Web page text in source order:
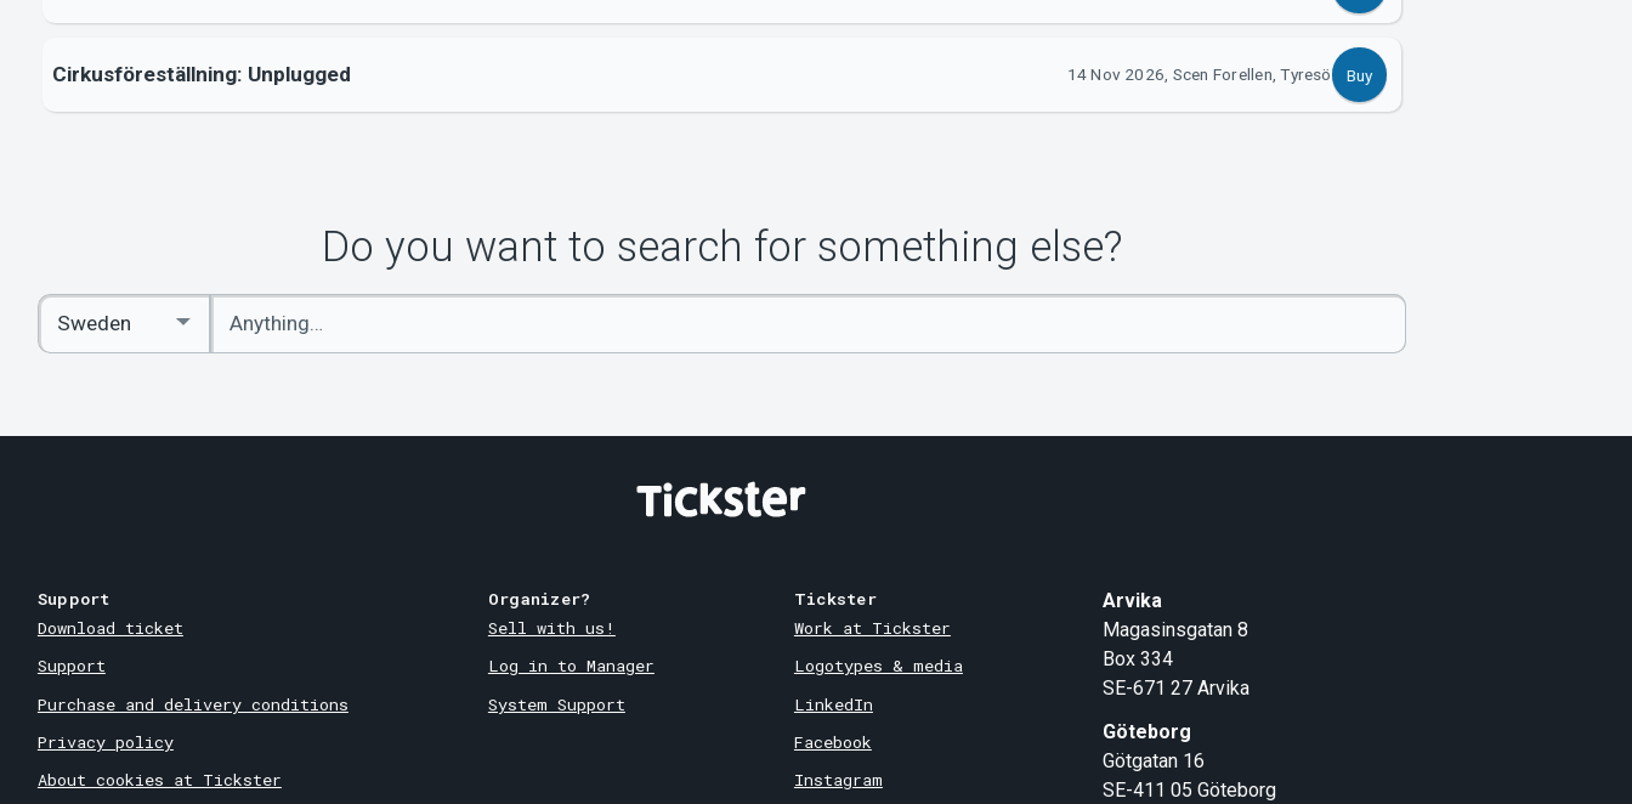
Cirkusföreställning: Unplugged 14 Nov 2026, Scen Forellen, Tyresö Buy
Do you want to search for something else?
Enter
keywords
Select
Country
Support
Download ticket
Support
Purchase and delivery conditions
Privacy policy
About cookies at Tickster
Organizer?
Sell with us!
Log in to Manager
System Support
Tickster
Work at Tickster
Logotypes & media
LinkedIn
Facebook
Instagram
Arvika
Magasinsgatan 8
Box 334
SE-671 27 Arvika
Göteborg
Götgatan 16
SE-411 05 Göteborg